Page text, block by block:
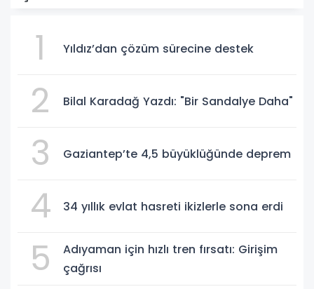
1 Yıldız’dan çözüm sürecine destek
2 Bilal Karadağ Yazdı: "Bir Sandalye Daha"
3 Gaziantep’te 4,5 büyüklüğünde deprem
4 34 yıllık evlat hasreti ikizlerle sona erdi
5
Adıyaman için hızlı tren fırsatı: Girişim
çağrısı